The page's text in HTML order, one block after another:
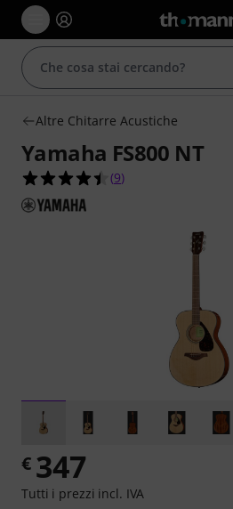
Altre Chitarre Acustiche
Yamaha FS800 NT
4.4 su 5 stelle su 9
(9)
€ 347
Tutti i prezzi incl. IVA